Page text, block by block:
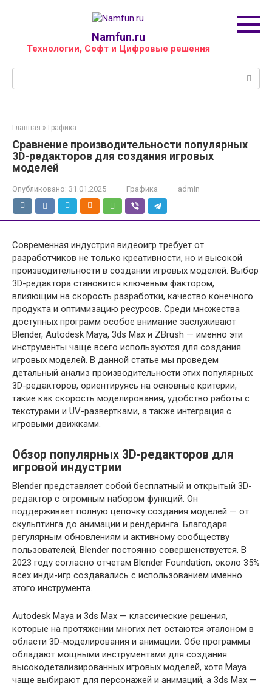
Namfun.ru
Технологии, Софт и Цифровые решения
Главная » Графика
Сравнение производительности популярных
3D-редакторов для создания игровых
моделей
Опубликовано: 31.01.2025 Графика admin
Современная индустрия видеоигр требует от
разработчиков не только креативности, но и высокой
производительности в создании игровых моделей. Выбор
3D-редактора становится ключевым фактором,
влияющим на скорость разработки, качество конечного
продукта и оптимизацию ресурсов. Среди множества
доступных программ особое внимание заслуживают
Blender, Autodesk Maya, 3ds Max и ZBrush — именно эти
инструменты чаще всего используются для создания
игровых моделей. В данной статье мы проведем
детальный анализ производительности этих популярных
3D-редакторов, ориентируясь на основные критерии,
такие как скорость моделирования, удобство работы с
текстурами и UV-развертками, а также интеграция с
игровыми движками.
Обзор популярных 3D-редакторов для
игровой индустрии
Blender представляет собой бесплатный и открытый 3D-
редактор с огромным набором функций. Он
поддерживает полную цепочку создания моделей — от
скульптинга до анимации и рендеринга. Благодаря
регулярным обновлениям и активному сообществу
пользователей, Blender постоянно совершенствуется. В
2023 году согласно отчетам Blender Foundation, около 35%
всех инди-игр создавались с использованием именно
этого инструмента.
Autodesk Maya и 3ds Max — классические решения,
которые на протяжении многих лет остаются эталоном в
области 3D-моделирования и анимации. Обе программы
обладают мощными инструментами для создания
высокодетализированных игровых моделей, хотя Maya
чаще выбирают для персонажей и анимаций, а 3ds Max —